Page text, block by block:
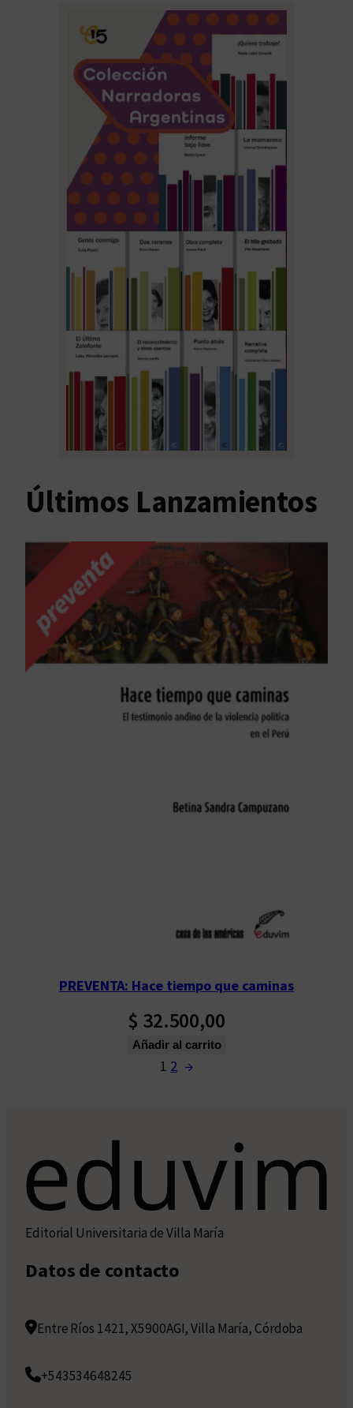
Últimos Lanzamientos
PREVENTA: Hace tiempo que caminas
$ 32.500,00
Añadir al carrito
1 2 →
Editorial Universitaria de Villa María
Datos de contacto
Entre Ríos 1421, X5900AGI, Villa María, Córdoba
+543534648245